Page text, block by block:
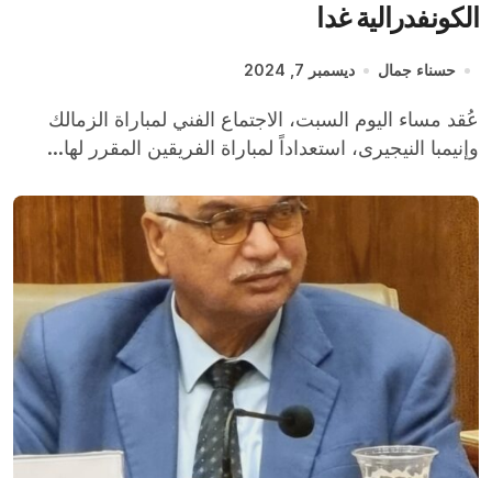
الكونفدرالية غدا
حسناء جمال ديسمبر 7, 2024
عُقد مساء اليوم السبت، الاجتماع الفني لمباراة الزمالك
وإنيمبا النيجيرى، استعداداً لمباراة الفريقين المقرر لها...